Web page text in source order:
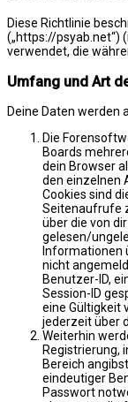
Diese Richtlinie
(„https://psyab.net“)
verwendet, die
Umfang und Art
Deine Daten werden
Die
Boards
dein Browser
den einzelnen
Cookies sind
Seitenaufrufe
über die von
gelesen/
Informationen
nicht
Benutzer-ID,
Session-ID
eine Gültigkeit
jederzeit über
Weiterhin
Registrierung,
Bereich
eindeutiger
Passwort